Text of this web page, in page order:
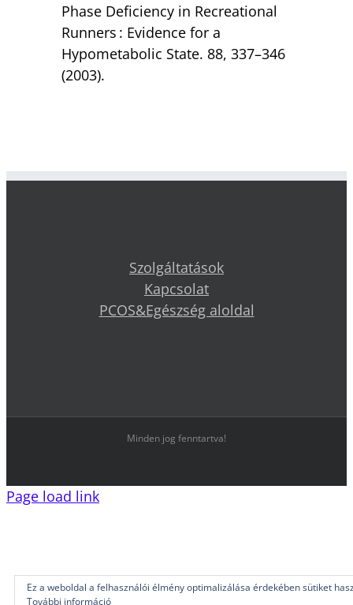
Phase Deficiency in Recreational
Runners : Evidence for a
Hypometabolic State. 88, 337–346
(2003).
Szolgáltatások
Kapcsolat
PCOS&Egészség aloldal
Minden jog fenntartva!
Page load link
Ez a weboldal a felhasználói élmény optimalizálása érdekében sütiket
További információ